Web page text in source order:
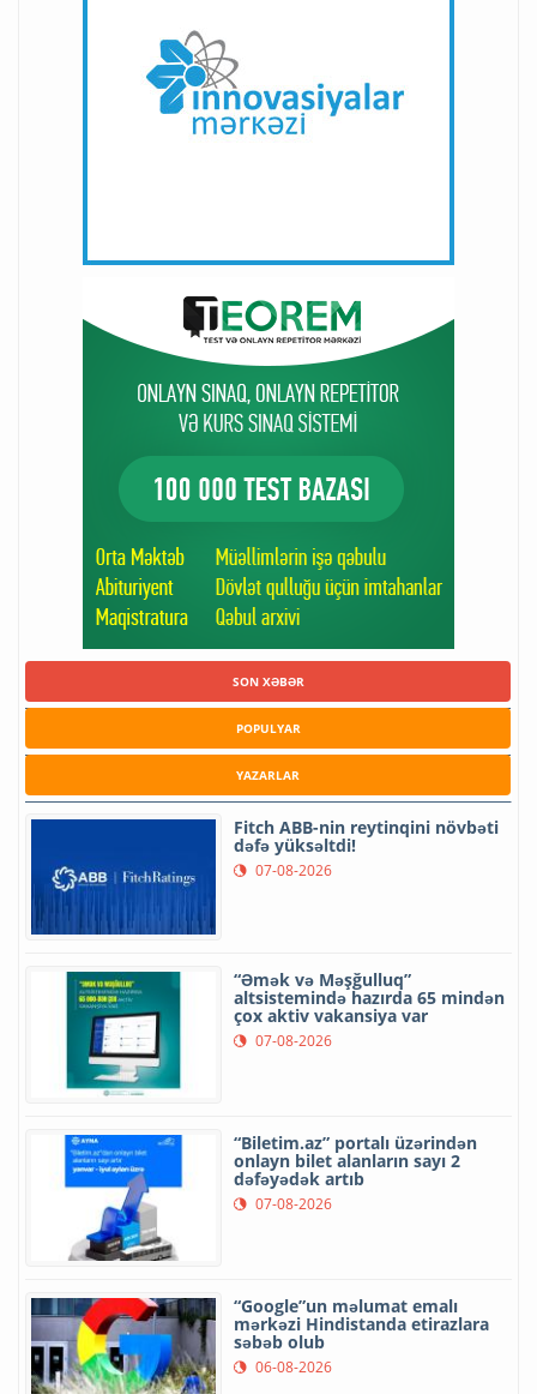
SON XƏBƏR
POPULYAR
YAZARLAR
Fitch ABB-nin reytinqini növbəti
dəfə yüksəltdi!
07-08-2026
“Əmək və Məşğulluq”
altsistemində hazırda 65 mindən
çox aktiv vakansiya var
07-08-2026
“Biletim.az” portalı üzərindən
onlayn bilet alanların sayı 2
dəfəyədək artıb
07-08-2026
“Google”un məlumat emalı
mərkəzi Hindistanda etirazlara
səbəb olub
06-08-2026